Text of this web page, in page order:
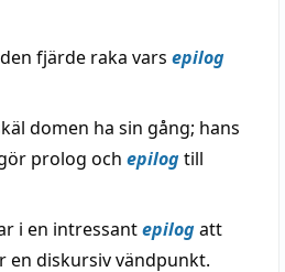
fjärde raka vars epilog
domen ha sin gång; hans
prolog och epilogtill
i en intressantepilogatt
en diskursiv vändpunkt.